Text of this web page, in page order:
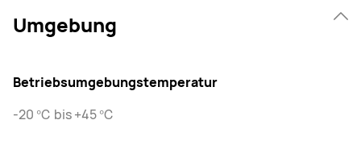
Umgebung
Betriebsumgebungstemperatur
-20 ℃ bis +45 ℃